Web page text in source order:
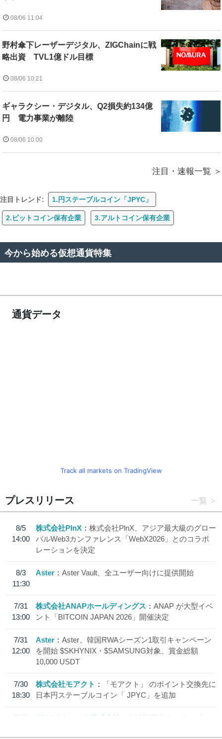
08/06 11:04
野村傘下レーザーデジタル、ZIGChainに戦
略出資 TVL1億ドル目標
08/06 10:21
ギャラクシー・デジタル、Q2損失約134億
円 電力事業が離陸
08/06 10:00
注目・速報一覧
注目トレンド: 1.円ステーブルコイン「JPYC」
2.ビットコイン保有企業 3.アルトコイン保有企業
今から始める仮想通貨特集
通貨データ
Track all markets on TradingView
プレスリリース 一覧
8/5
14:00
株式会社PlnX
株式会社PlnX、アジア最大級のグロー
バルWeb3カンファレンス「WebX2026」とのコラボ
レーションを決定
8/3
11:30
Aster Aster Vault、全ユーザー向けに提供開始
7/31
13:00
株式会社ANAPホールディングス
ANAP が大型イベ
ント「BITCOIN JAPAN 2026」開催決定
7/31
12:00
Aster
Aster、韓国RWAシーズン1取引キャンペーン
を開始 $SKHYNIX・$SAMSUNG対象、賞金総額
10,000 USDT
7/30
18:30
株式会社モアクト
「モアクト」 のポイント交換先に
日本円ステーブルコイン「 JPYC」を追加
7/29
SBI VCトレード株式会社
信託型円建てステーブル